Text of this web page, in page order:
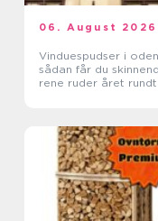
06. August 2026
Vinduespudser i
sådan får du
rene ruder året rundt